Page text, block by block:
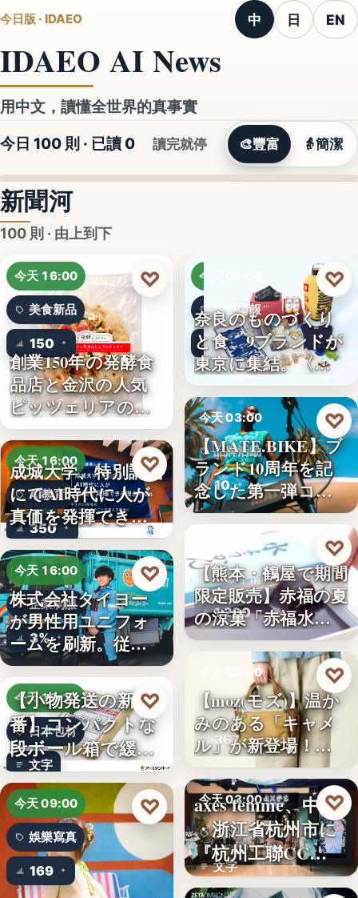
今日版 · IDAEO 中 日 EN
IDAEO AI News
用中文，讀懂全世界的真事實
今日 100 則 · 已讀 0 讀完就停 🎨豐富 👵簡潔
新聞河
100 則 · 由上到下
今天 16:00
美食新品
150
創業150年の発酵食
品店と金沢の人気
ピッツェリアのコ
ラボ…
♡
今天 16:00
AI教育
350
成城大学、特別講義
にてAI時代に人が
真価を発揮できる
理由…
♡
今天 16:00
企業制服
3%
株式会社タイヨー
が男性用ユニフォ
ームを刷新。従来
の男女兼…
♡
今天 15:10
日本包材
文字
【小物発送の新定
番】コンパクトな
段ボール箱で緩衝
材の節約…
♡
今天 09:00
娛樂寫真
169
♡
今天 03:00
活動情報
9
奈良のものづくり
と食、9ブランドが
東京に集結。〈…
♡
今天 03:00
品牌活動
10
【MATE.BIKE】ブ
ランド10周年を記
念した第一弾コ…
♡
今天 03:00
和菓子情報
1,200
【熊本・鶴屋で期間
限定販売】赤福の夏
の涼菓「赤福水よ
うか…
♡
今天 03:00
新品情報
367
【moz(モズ)】温か
みのある「キャメ
ル」が新登場！毎
日…
♡
今天 03:00
品牌開店
文字
axes femme、中国
・浙江省杭州市に
『杭州工聯CC…
♡